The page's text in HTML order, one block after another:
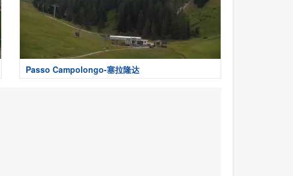
Passo Campolongo-塞拉隆达